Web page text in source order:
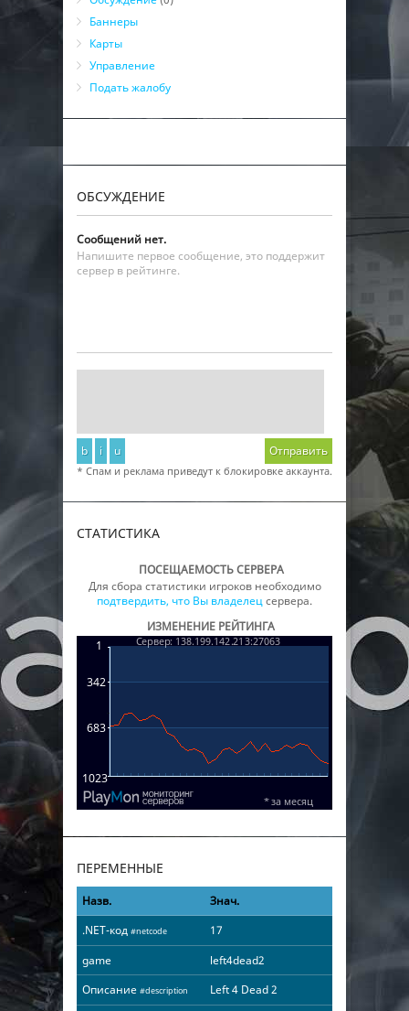
Баннеры
Карты
Управление
Подать жалобу
ОБСУЖДЕНИЕ
Сообщений нет.
Напишите первое сообщение, это поддержит
сервер в рейтинге.
b i u Отправить
* Спам и реклама приведут к блокировке аккаунта.
СТАТИСТИКА
ПОСЕЩАЕМОСТЬ СЕРВЕРА
Для сбора статистики игроков необходимо
подтвердить, что Вы владелецсервера.
ИЗМЕНЕНИЕ РЕЙТИНГА
ПЕРЕМЕННЫЕ
Назв.
Знач.
.NET-код #netcode
17
game
left4dead2
Описание #description
Left 4 Dead 2